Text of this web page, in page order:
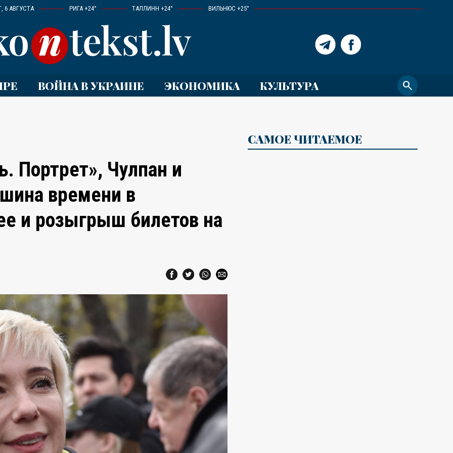
6 АВГУСТА РИГА +24° ТАЛЛИНН +24° ВИЛЬНЮС +25°
ВОЙНА В УКРАИНЕ ЭКОНОМИКА КУЛЬТУРА search
Портрет», Чулпан и
времени в
и розыгрыш билетов на
САМОЕ ЧИТАЕМОЕ